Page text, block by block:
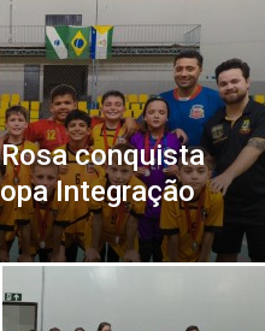
conquista
Integração